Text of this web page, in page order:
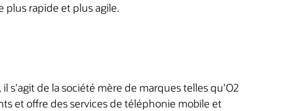
plus rapide et plus agile.
s'agit de la société mère de marques telles qu'O2
et offre des services de téléphonie mobile et